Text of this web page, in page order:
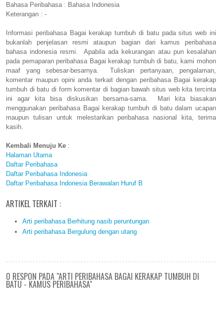
Bahasa Peribahasa : Bahasa Indonesia
Keterangan : -
Informasi peribahasa Bagai kerakap tumbuh di batu pada situs web ini
bukanlah penjelasan resmi ataupun bagian dari kamus peribahasa
bahasa indonesia resmi. Apabila ada kekurangan atau pun kesalahan
pada pemaparan peribahasa Bagai kerakap tumbuh di batu, kami mohon
maaf yang sebesar-besarnya. Tuliskan pertanyaan, pengalaman,
komentar maupun opini anda terkait dengan peribahasa Bagai kerakap
tumbuh di batu di form komentar di bagian bawah situs web kita tercinta
ini agar kita bisa diskusikan bersama-sama. Mari kita biasakan
menggunakan peribahasa Bagai kerakap tumbuh di batu dalam ucapan
maupun tulisan untuk melestarikan peribahasa nasional kita, terima
kasih.
Kembali Menuju Ke :
Halaman Utama
Daftar Peribahasa
Daftar Peribahasa Indonesia
Daftar Peribahasa Indonesia Berawalan Huruf B
ARTIKEL TERKAIT :
Arti peribahasa Berhitung nasib peruntungan
Arti peribahasa Bergulung dengan utang
0 RESPON PADA "ARTI PERIBAHASA BAGAI KERAKAP TUMBUH DI
BATU - KAMUS PERIBAHASA"